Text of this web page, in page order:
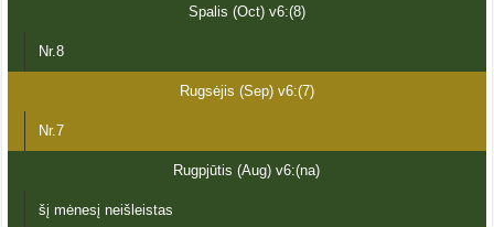
Spalis (Oct) v6:(8)
Nr.8
Rugsėjis (Sep) v6:(7)
Nr.7
Rugpjūtis (Aug) v6:(na)
šį mėnesį neišleistas